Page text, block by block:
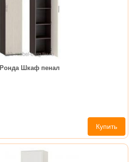
Ронда Шкаф пенал
Купить